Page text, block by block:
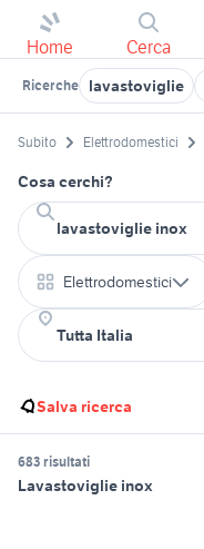
Home Cerca
Ricerche lavastoviglie
Subito Elettrodomestici
Cosa cerchi?
Elettrodomestici
Salva ricerca
683 risultati
Lavastoviglie inox